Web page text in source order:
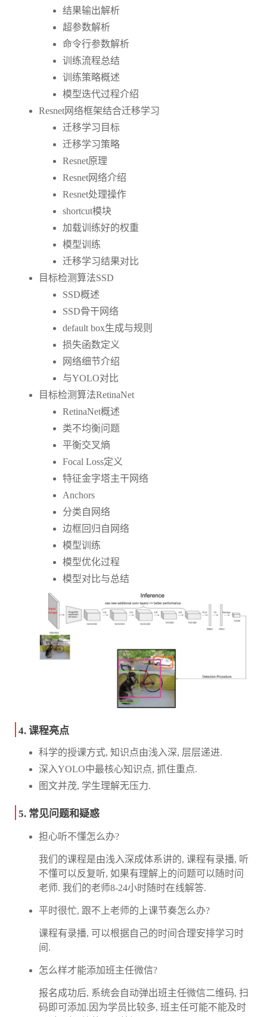
结果输出解析
超参数解析
命令行参数解析
训练流程总结
训练策略概述
模型迭代过程介绍
Resnet网络框架结合迁移学习
迁移学习目标
迁移学习策略
Resnet原理
Resnet网络介绍
Resnet处理操作
shortcut模块
加载训练好的权重
模型训练
迁移学习结果对比
目标检测算法SSD
SSD概述
SSD骨干网络
default box生成与规则
损失函数定义
网络细节介绍
与YOLO对比
目标检测算法RetinaNet
RetinaNet概述
类不均衡问题
平衡交叉熵
Focal Loss定义
特征金字塔主干网络
Anchors
分类自网络
边框回归自网络
模型训练
模型优化过程
模型对比与总结
4. 课程亮点
科学的授课方式, 知识点由浅入深, 层层递进.
深入YOLO中最核心知识点, 抓住重点.
图文并茂, 学生理解无压力.
5. 常见问题和疑惑
担心听不懂怎么办?
我们的课程是由浅入深成体系讲的, 课程有录播, 听
不懂可以反复听, 如果有理解上的问题可以随时问
老师. 我们的老师8-24小时随时在线解答.
平时很忙, 跟不上老师的上课节奏怎么办?
课程有录播, 可以根据自己的时间合理安排学习时
间.
怎么样才能添加班主任微信?
报名成功后, 系统会自动弹出班主任微信二维码, 扫
码即可添加.因为学员比较多, 班主任可能不能及时